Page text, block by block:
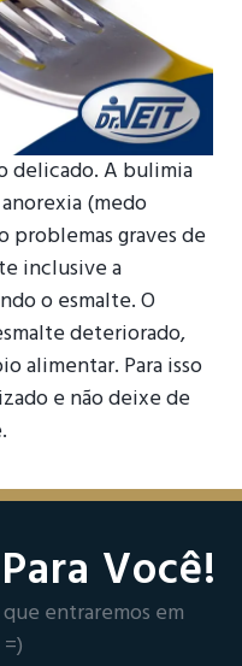
delicado. A bulimia
(medo
problemas graves de
inclusive a
o esmalte. O
deteriorado,
alimentar. Para isso
e não deixe de
Você!
entraremos em